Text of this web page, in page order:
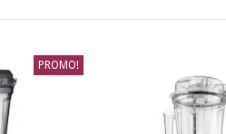
PROMO!